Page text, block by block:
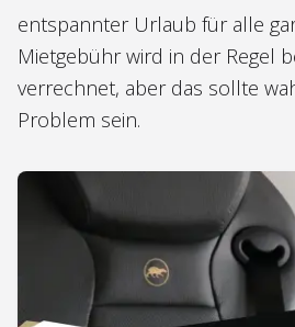
entspannter Urlaub für alle
Mietgebühr wird in der Regel
verrechnet, aber das sollte
Problem sein.